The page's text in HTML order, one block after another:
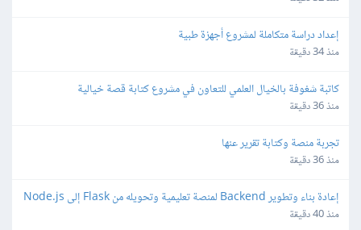
إعداد دراسة متكاملة لمشروع أجهزة طبية
منذ 34 دقيقة
كاتبة شغوفة بالخيال العلمي للتعاون في مشروع كتابة قصة خيالية
منذ 36 دقيقة
تجربة منصة وكتابة تقرير عنها
منذ 36 دقيقة
إعادة بناء وتطوير Backend لمنصة تعليمية وتحويله من Flask إلى Node.js
منذ 40 دقيقة